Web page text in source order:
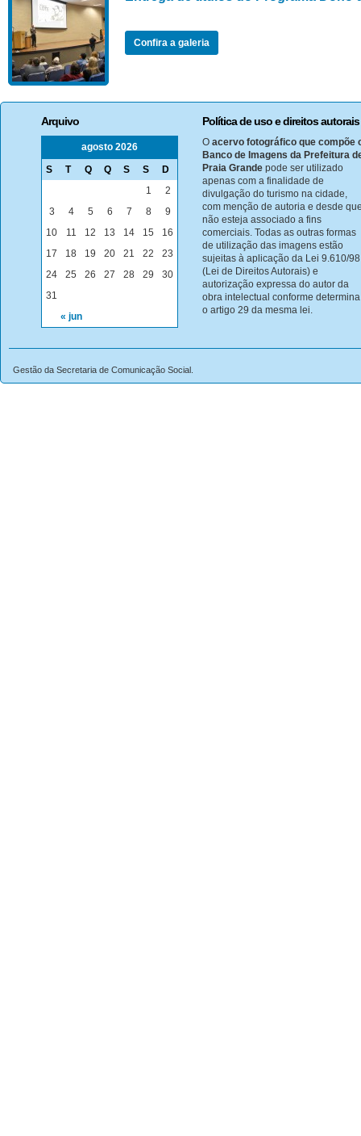
Confira a galeria
Arquivo
agosto 2026
S
T Q Q S S D
« jun
1
2
3
4 5 6 7 8
9
10
11 12 13 14 15
16
17
18 19 20 21 22
23
24
25 26 27 28 29
30
31
Política de uso e direitos autorais
O acervo fotográfico que compõe
Banco de Imagens da Prefeitura
Praia Grande pode ser utilizado
apenas com a finalidade de
divulgação do turismo na cidade,
com menção de autoria e desde
não esteja associado a fins
comerciais. Todas as outras formas
de utilização das imagens estão
sujeitas à aplicação da Lei 9.610/98
(Lei de Direitos Autorais) e
autorização expressa do autor da
obra intelectual conforme determina
o artigo 29 da mesma lei.
Gestão da Secretaria de Comunicação Social.